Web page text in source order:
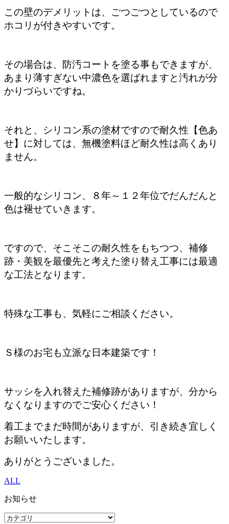
この壁のデメリットは、ごつごつとしているので
ホコリが付きやすいです。
その場合は、防汚コートを塗る事もできますが、
あまり薄すぎない中濃色を選ばれますと汚れが分
かりづらいですね。
それと、シリコン系の塗材ですので耐久性【色あ
せ】に対しては、無機塗料ほど耐久性は高くあり
ません。
一般的なシリコン、８年～１２年位でだんだんと
色は褪せていきます。
ですので、そこそこの耐久性をもちつつ、補修
跡・美観を最優先と考えた塗り替え工事には最適
な工法となります。
特殊な工事も、気軽にご相談ください。
Ｓ様のお宅も立派な日本建築です！
サッシを入れ替えた補修跡がありますが、分から
なくなりますのでご安心ください！
着工までまだ時間がありますが、引き続き宜しく
お願いいたします。
ありがとうございました。
ALL
お知らせ